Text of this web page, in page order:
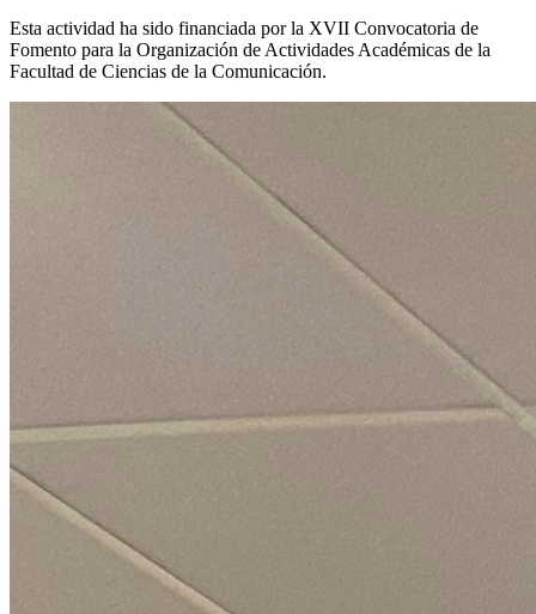
Esta actividad ha sido financiada por la XVII Convocatoria de
Fomento para la Organización de Actividades Académicas de la
Facultad de Ciencias de la Comunicación.